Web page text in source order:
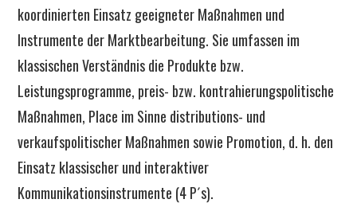
koordinierten Einsatz geeigneter Maßnahmen und
Instrumente der Marktbearbeitung. Sie umfassen im
klassischen Verständnis die Produkte bzw.
Leistungsprogramme, preis- bzw. kontrahierungspolitische
Maßnahmen, Place im Sinne distributions- und
verkaufspolitischer Maßnahmen sowie Promotion, d. h. den
Einsatz klassischer und interaktiver
Kommunikationsinstrumente (4 P´s).